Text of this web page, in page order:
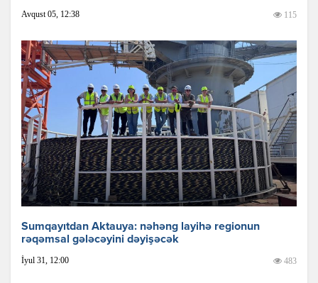
Avqust 05, 12:38 115
Sumqayıtdan Aktauya: nəhəng layihə regionun
rəqəmsal gələcəyini dəyişəcək
İyul 31, 12:00 483